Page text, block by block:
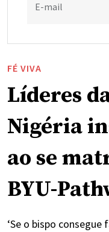
E-mail
FÉ VIVA
Líderes
Nigéria
ao se
BYU-
‘Se o bispo